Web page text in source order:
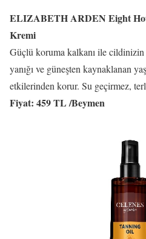
ELIZABETH ARDEN Eight
Kremi
Güçlü koruma kalkanı ile cildinizin
yanığı ve güneşten kaynaklanan
etkilerinden korur. Su geçirmez,
Fiyat: 459 TL /Beymen